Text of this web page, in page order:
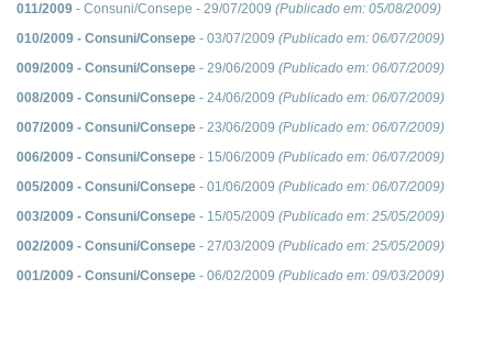
011/2009 - Consuni/Consepe - 29/07/2009 (Publicado em: 05/08/2009)
010/2009 - Consuni/Consepe - 03/07/2009 (Publicado em: 06/07/2009)
009/2009 - Consuni/Consepe - 29/06/2009 (Publicado em: 06/07/2009)
008/2009 - Consuni/Consepe - 24/06/2009 (Publicado em: 06/07/2009)
007/2009 - Consuni/Consepe - 23/06/2009 (Publicado em: 06/07/2009)
006/2009 - Consuni/Consepe - 15/06/2009 (Publicado em: 06/07/2009)
005/2009 - Consuni/Consepe - 01/06/2009 (Publicado em: 06/07/2009)
003/2009 - Consuni/Consepe - 15/05/2009 (Publicado em: 25/05/2009)
002/2009 - Consuni/Consepe - 27/03/2009 (Publicado em: 25/05/2009)
001/2009 - Consuni/Consepe - 06/02/2009 (Publicado em: 09/03/2009)